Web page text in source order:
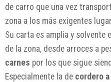
de carro que una vez
zona a los más exigentes
Su carta es amplia y solvente
de la zona, desde arroces a
carnes por los que sigue
Especialmente la de cordero